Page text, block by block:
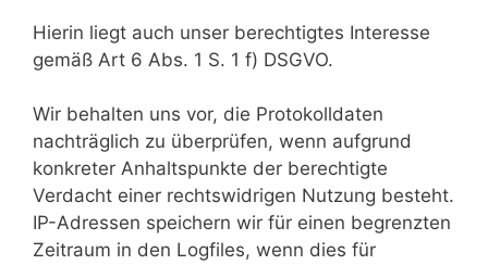
Hierin liegt auch unser berechtigtes Interesse
gemäß Art 6 Abs. 1 S. 1 f) DSGVO.
Wir behalten uns vor, die Protokolldaten
nachträglich zu überprüfen, wenn aufgrund
konkreter Anhaltspunkte der berechtigte
Verdacht einer rechtswidrigen Nutzung besteht.
IP-Adressen speichern wir für einen begrenzten
Zeitraum in den Logfiles, wenn dies für